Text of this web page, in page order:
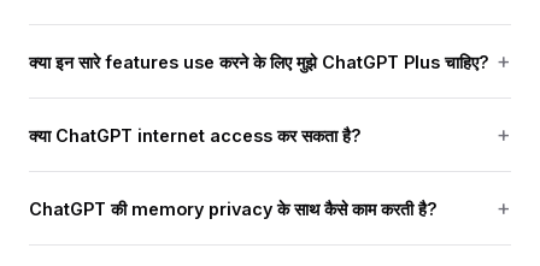
क्या इन सारे features use करने के लिए मुझे ChatGPT Plus चाहिए?
क्या ChatGPT internet access कर सकता है?
ChatGPT की memory privacy के साथ कैसे काम करती है?